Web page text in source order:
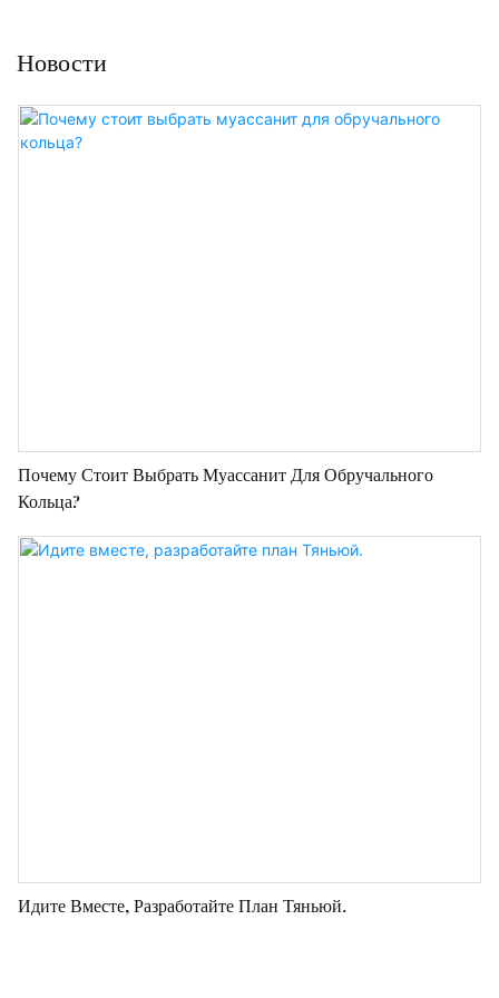
Новости
Почему Стоит Выбрать Муассанит Для Обручального
Кольца?
Идите Вместе, Разработайте План Тяньюй.